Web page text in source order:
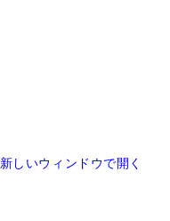
新しいウィンドウで開く